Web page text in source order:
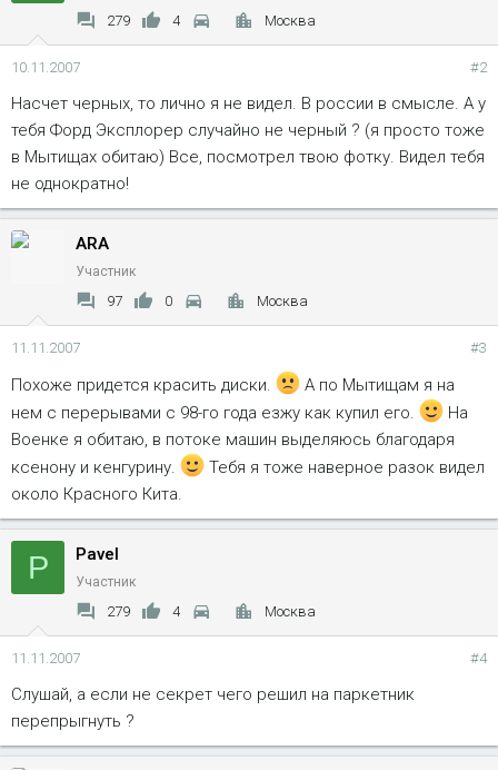
279 4 Москва
10.11.2007 #2
Насчет черных, то лично я не видел. В россии в смысле. А у
тебя Форд Эксплорер случайно не черный ? (я просто тоже
в Мытищах обитаю) Все, посмотрел твою фотку. Видел тебя
не однократно!
ARA
Участник
97 0 Москва
11.11.2007 #3
Похоже придется красить диски.
А по Мытищам я на
нем с перерывами с 98-го года езжу как купил его.
На
Военке я обитаю, в потоке машин выделяюсь благодаря
ксенону и кенгурину.
Тебя я тоже наверное разок видел
около Красного Кита.
P Pavel
Участник
279 4 Москва
11.11.2007 #4
Слушай, а если не секрет чего решил на паркетник
перепрыгнуть ?